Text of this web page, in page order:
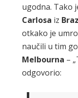
ugodna. Tako
Carlosa iz
otkako je
naučili u tim
Melbourna –
odgovorio: